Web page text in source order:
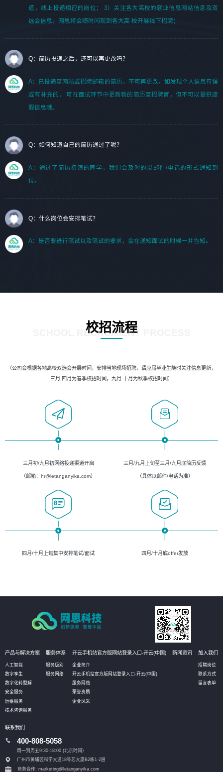
道，线上投递相应的岗位； 3）关注各大高校的就业信息网站信息及双
选会信息，网思将会随时闪现到各大高 校开展线下招聘；
Q：简历投递之后，还可以再更改吗？
A：已投递至网站或招聘邮箱的简历，不可再更改。如发现个人信息有误
或有补充的， 可在面试环节中更新新的简历至招聘官，但不可以提供虚
假信息哦。
Q：如何知道自己的简历通过了呢？
A：通过了简历初筛的同学，我们会及时的以邮件/电话的形式通知到
位。
Q：什么岗位会安排笔试？
A：是否要进行笔试以及笔试的要求，会在通知面试的时候一并告知。
校招流程
SCHOOL RECRUIMENT PROCESS
（公司会根据各地高校双选会开展时间，安排当地现场招聘，请应届毕业生随时关注信息更新，
三月-四月为春季校招时间，九月-十月为秋季校招时间）
三月初/九月初网络投递渠道开启
（邮箱：hr@letanganyika.com）
三月/九月上旬至三月/九月底简历反馈
（具体以邮件/电话为准）
四月/十月上旬集中安排笔试/面试 四月/十月底offer发放
产品与解决方案
人工智能
数字孪生
数字化转型解
安全服务
运维服务
技术咨询服务
服务体系
服务级别
服务网络
开云手机站官方版网站登录入口-开云(中国)
企业简介
开云手机站官方版网站登录入口-开云(中国)
服务网络
荣誉资质
企业风采
新闻资讯 加入我们
招聘岗位
联系方式
留言表单
联系我们
400-808-5058
周一到周五9:30-18:00 (北京时间）
广州市黄埔区科学大道18号芯大厦B2栋1-2层
商务合作: marketing@letanganyika.com